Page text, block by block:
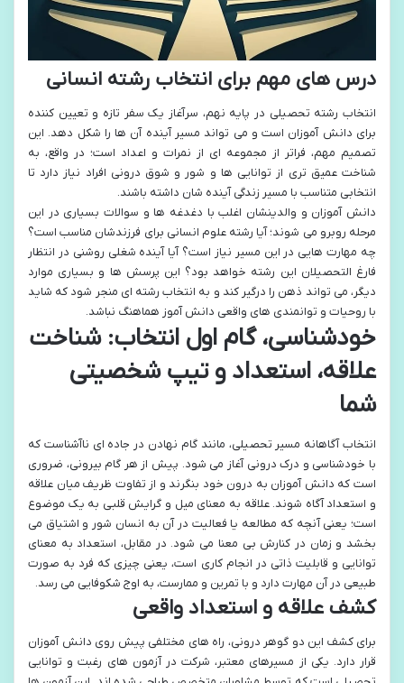
درس های مهم برای انتخاب رشته انسانی
انتخاب رشته تحصیلی در پایه نهم، سرآغاز یک سفر تازه و تعیین کننده
برای دانش آموزان است و می تواند مسیر آینده آن ها را شکل دهد. این
تصمیم مهم، فراتر از مجموعه ای از نمرات و اعداد است؛ در واقع، به
شناخت عمیق تری از توانایی ها و شور و شوق درونی افراد نیاز دارد تا
انتخابی متناسب با مسیر زندگی آینده شان داشته باشند.
دانش آموزان و والدینشان اغلب با دغدغه ها و سوالات بسیاری در این
مرحله روبرو می شوند؛ آیا رشته علوم انسانی برای فرزندشان مناسب است؟
چه مهارت هایی در این مسیر نیاز است؟ آیا آینده شغلی روشنی در انتظار
فارغ التحصیلان این رشته خواهد بود؟ این پرسش ها و بسیاری موارد
دیگر، می تواند ذهن را درگیر کند و به انتخاب رشته ای منجر شود که شاید
با روحیات و توانمندی های واقعی دانش آموز هماهنگ نباشد.
خودشناسی، گام اول انتخاب: شناخت
علاقه، استعداد و تیپ شخصیتی
شما
انتخاب آگاهانه مسیر تحصیلی، مانند گام نهادن در جاده ای ناآشناست که
با خودشناسی و درک درونی آغاز می شود. پیش از هر گام بیرونی، ضروری
است که دانش آموزان به درون خود بنگرند و از تفاوت ظریف میان علاقه
و استعداد آگاه شوند. علاقه به معنای میل و گرایش قلبی به یک موضوع
است؛ یعنی آنچه که مطالعه یا فعالیت در آن به انسان شور و اشتیاق می
بخشد و زمان در کنارش بی معنا می شود. در مقابل، استعداد به معنای
توانایی و قابلیت ذاتی در انجام کاری است، یعنی چیزی که فرد به صورت
طبیعی در آن مهارت دارد و با تمرین و ممارست، به اوج شکوفایی می رسد.
کشف علاقه و استعداد واقعی
برای کشف این دو گوهر درونی، راه های مختلفی پیش روی دانش آموزان
قرار دارد. یکی از مسیرهای معتبر، شرکت در آزمون های رغبت و توانایی